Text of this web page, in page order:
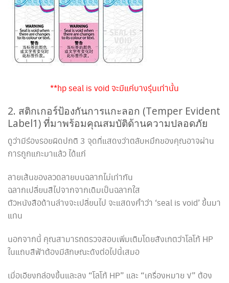
**hp seal is void จะมีแค่บางรุ่นเท่านั้น
2. สติกเกอร์ป้องกันการแกะลอก (Temper Evident
Label1) ที่มาพร้อมคุณสมบัติด้านความปลอดภัย
ดูว่ามีร่องรอยผิดปกติ 3 จุดที่แสดงว่าตลับหมึกของคุณอาจผ่าน
การถูกแกะมาแล้ว ได้แก่
ลายเส้นของลวดลายบนฉลากไม่เท่ากัน
ฉลากเปลี่ยนสีไปจากจากเดิมเป็นฉลากใส
ตัวหนังสือด้านล่างจะเปลี่ยนไป จะแสดงคำว่า ‘seal is void’ ขึ้นมา
แทน
นอกจากนี้ คุณสามารถตรวจสอบเพิ่มเติมโดยสังเกตว่าโลโก้ HP
ในแถบสีฟ้าต้องมีลักษณะดังต่อไปนี้เสมอ
เมื่อเอียงกล่องขึ้นและลง “โลโก้ HP” และ “เครื่องหมาย √” ต้อง